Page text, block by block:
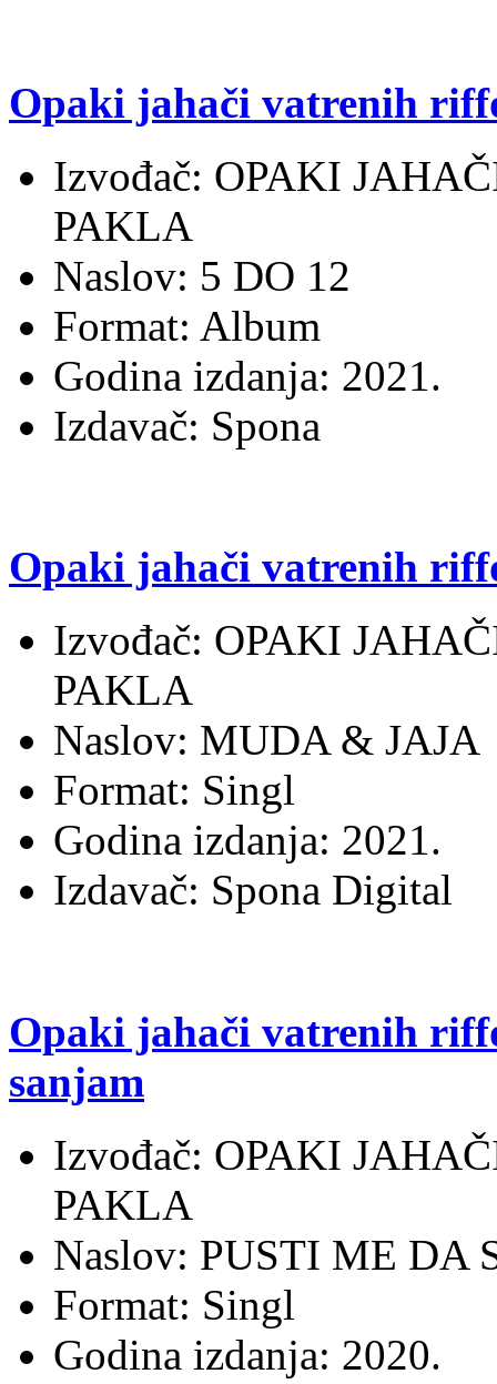
Opaki jahači vatrenih
Izvođač: OPAKI
PAKLA
Naslov: 5 DO 12
Format: Album
Godina izdanja: 2021.
Izdavač: Spona
Opaki jahači vatrenih
Izvođač: OPAKI
PAKLA
Naslov: MUDA & JAJA
Format: Singl
Godina izdanja: 2021.
Izdavač: Spona Digital
Opaki jahači vatrenih
sanjam
Izvođač: OPAKI
PAKLA
Naslov: PUSTI ME DA
Format: Singl
Godina izdanja: 2020.